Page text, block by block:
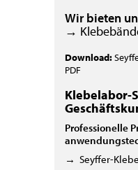
Wir bieten
→
Download:
PDF
Klebelabor-
Professionelle
→Seyffer-